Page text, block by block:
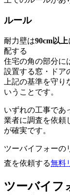
ルール
耐力壁は90cm以上
配する
住宅の角の部分に
設置する窓・ドア
上記の基準を守
いうことです。
いずれの工事であ
業者に調査を依頼
が確実です。
ツーバイフォーの
査を依頼する無料
ツーバイフ